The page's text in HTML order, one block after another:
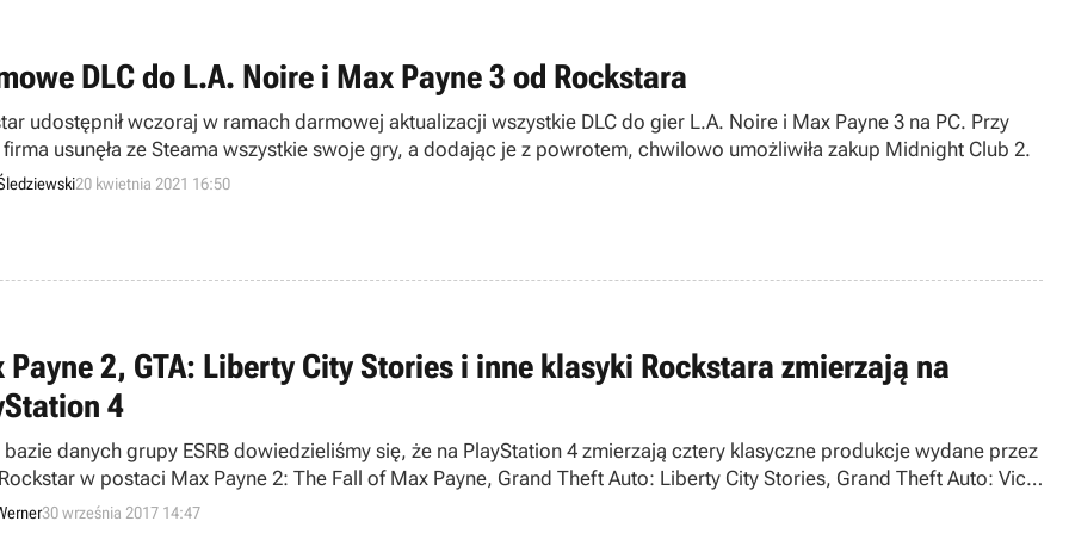
DLC do L.A. Noire i Max Payne 3 od Rockstara
udostępnił wczoraj w ramach darmowej aktualizacji wszystkie DLC do gier L.A. Noire i Max Payne 3 na PC. Przy
usunęła ze Steama wszystkie swoje gry, a dodając je z powrotem, chwilowo umożliwiła zakup Midnight Club 2.
20 kwietnia 2021 16:50
Payne 2, GTA: Liberty City Stories i inne klasyki Rockstara zmierzają na
4
bazie danych grupy ESRB dowiedzieliśmy się, że na PlayStation 4 zmierzają cztery klasyczne produkcje wydane przez
w postaci Max Payne 2: The Fall of Max Payne, Grand Theft Auto: Liberty City Stories, Grand Theft Auto: Vice
oraz Midnight Club 3: DUB Edition.
30 września 2017 14:47